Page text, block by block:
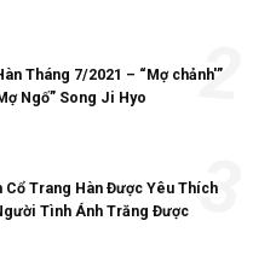
Tháng 7/2021 – “Mợ chảnh'”
Ngố” Song Ji Hyo
2
Cổ Trang Hàn Được Yêu Thích
Tình Ánh Trăng Được 3